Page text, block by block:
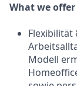
What we offer
Flexibilität
Modell